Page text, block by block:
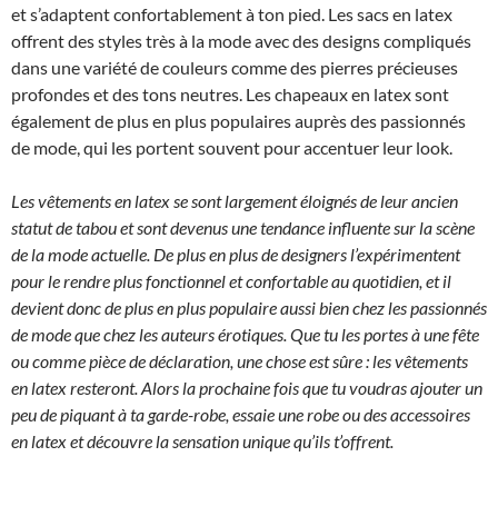
et s’adaptent confortablement à ton pied. Les sacs en latex
offrent des styles très à la mode avec des designs compliqués
dans une variété de couleurs comme des pierres précieuses
profondes et des tons neutres. Les chapeaux en latex sont
également de plus en plus populaires auprès des passionnés
de mode, qui les portent souvent pour accentuer leur look.
Les vêtements en latex se sont largement éloignés de leur ancien
statut de tabou et sont devenus une tendance influente sur la scène
de la mode actuelle. De plus en plus de designers l’expérimentent
pour le rendre plus fonctionnel et confortable au quotidien, et il
devient donc de plus en plus populaire aussi bien chez les passionnés
de mode que chez les auteurs érotiques. Que tu les portes à une fête
ou comme pièce de déclaration, une chose est sûre : les vêtements
en latex resteront. Alors la prochaine fois que tu voudras ajouter un
peu de piquant à ta garde-robe, essaie une robe ou des accessoires
en latex et découvre la sensation unique qu’ils t’offrent.